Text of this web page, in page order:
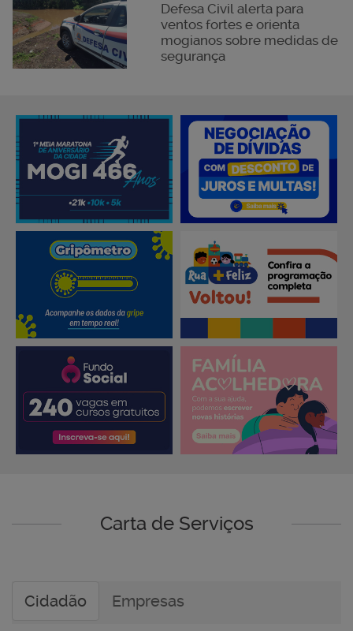
Defesa Civil alerta para
ventos fortes e orienta
mogianos sobre medidas de
segurança
Carta de Serviços
Cidadão Empresas